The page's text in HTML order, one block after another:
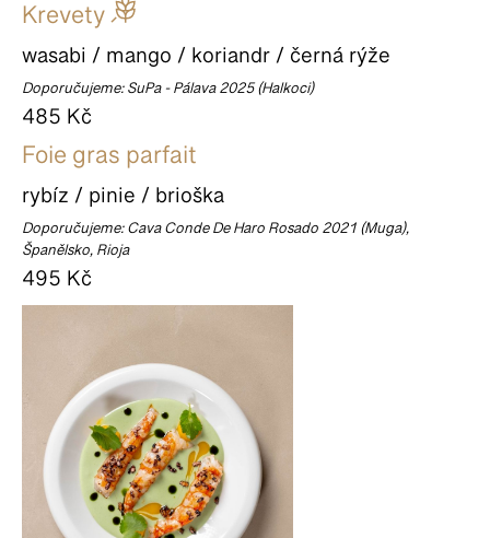
Krevety
wasabi / mango / koriandr / černá rýže
Doporučujeme: SuPa - Pálava 2025 (Halkoci)
485 Kč
Foie gras parfait
rybíz / pinie / brioška
Doporučujeme: Cava Conde De Haro Rosado 2021 (Muga),
Španělsko, Rioja
495 Kč